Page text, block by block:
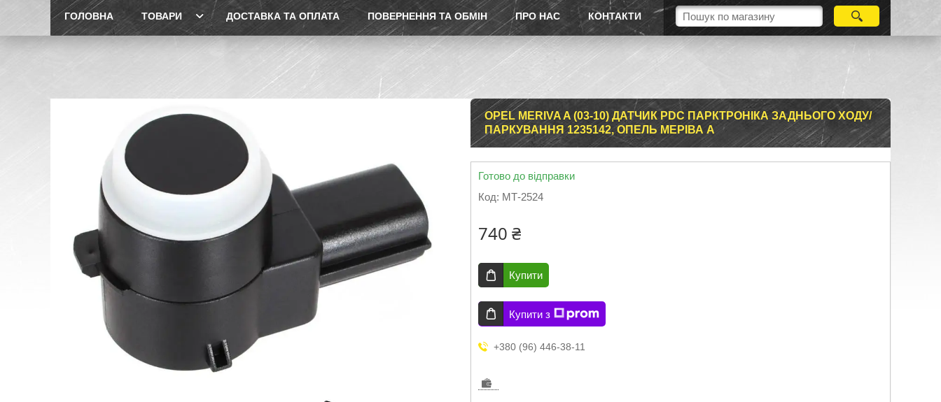
ГОЛОВНА ТОВАРИ ДОСТАВКА ТА ОПЛАТА ПОВЕРНЕННЯ ТА ОБМІН ПРО НАС КОНТАКТИ
OPEL MERIVA A (03-10) ДАТЧИК PDC ПАРКТРОНІКА ЗАДНЬОГО ХОДУ/
ПАРКУВАННЯ 1235142, ОПЕЛЬ МЕРІВА А
Готово до відправки
Код: МТ-2524
740 ₴
Купити
Купити з
+380 (96) 446-38-11